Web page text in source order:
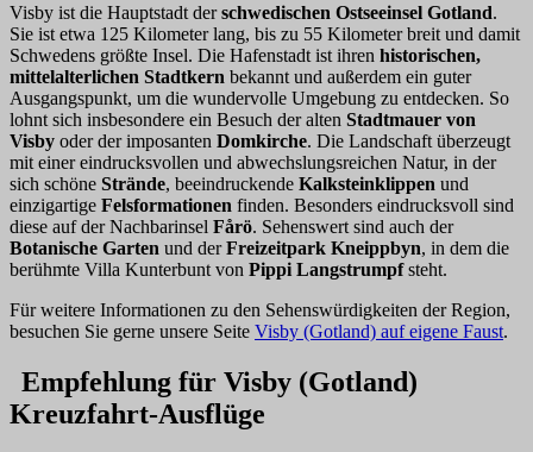
Visby ist die Hauptstadt derschwedischen Ostseeinsel Gotland.
Sie ist etwa 125 Kilometer lang, bis zu 55 Kilometer breit und damit
Schwedens größte Insel. Die Hafenstadt ist ihren historischen,
mittelalterlichen Stadtkern bekannt und außerdem ein guter
Ausgangspunkt, um die wundervolle Umgebung zu entdecken. So
lohnt sich insbesondere ein Besuch der alten Stadtmauer von
Visby oder der imposanten Domkirche. Die Landschaft überzeugt
mit einer eindrucksvollen und abwechslungsreichen Natur, in der
sich schöne Strände, beeindruckende Kalksteinklippen und
einzigartige Felsformationen finden. Besonders eindrucksvoll sind
diese auf der Nachbarinsel Fårö. Sehenswert sind auch der
Botanische Garten und derFreizeitpark Kneippbyn, in dem die
berühmte Villa Kunterbunt von Pippi Langstrumpfsteht.
Für weitere Informationen zu den Sehenswürdigkeiten der Region,
besuchen Sie gerne unsere Seite Visby (Gotland) auf eigene Faust.
Empfehlung für Visby (Gotland)
Kreuzfahrt-Ausflüge